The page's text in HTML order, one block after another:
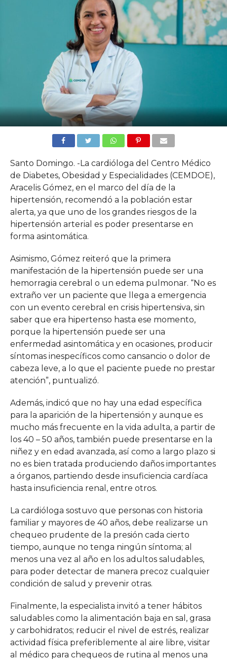
Santo Domingo. -La cardióloga del Centro Médico
de Diabetes, Obesidad y Especialidades (CEMDOE),
Aracelis Gómez, en el marco del día de la
hipertensión, recomendó a la población estar
alerta, ya que uno de los grandes riesgos de la
hipertensión arterial es poder presentarse en
forma asintomática.
Asimismo, Gómez reiteró que la primera
manifestación de la hipertensión puede ser una
hemorragia cerebral o un edema pulmonar. “No es
extraño ver un paciente que llega a emergencia
con un evento cerebral en crisis hipertensiva, sin
saber que era hipertenso hasta ese momento,
porque la hipertensión puede ser una
enfermedad asintomática y en ocasiones, producir
síntomas inespecíficos como cansancio o dolor de
cabeza leve, a lo que el paciente puede no prestar
atención”, puntualizó.
Además, indicó que no hay una edad específica
para la aparición de la hipertensión y aunque es
mucho más frecuente en la vida adulta, a partir de
los 40 – 50 años, también puede presentarse en la
niñez y en edad avanzada, así como a largo plazo si
no es bien tratada produciendo daños importantes
a órganos, partiendo desde insuficiencia cardíaca
hasta insuficiencia renal, entre otros.
La cardióloga sostuvo que personas con historia
familiar y mayores de 40 años, debe realizarse un
chequeo prudente de la presión cada cierto
tiempo, aunque no tenga ningún síntoma; al
menos una vez al año en los adultos saludables,
para poder detectar de manera precoz cualquier
condición de salud y prevenir otras.
Finalmente, la especialista invitó a tener hábitos
saludables como la alimentación baja en sal, grasa
y carbohidratos; reducir el nivel de estrés, realizar
actividad física preferiblemente al aire libre, visitar
al médico para chequeos de rutina al menos una